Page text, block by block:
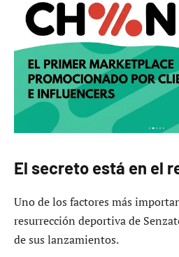
El secreto está en el
Uno de los factores más
resurrección deportiva de
de sus lanzamientos.